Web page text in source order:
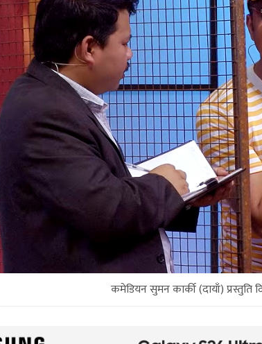
कमेडियन सुमन कार्की (दायाँ) प्रस्तुति